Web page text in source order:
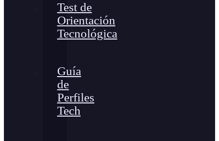
Test de
Orientación
Tecnológica
Guía
de
Perfiles
Tech